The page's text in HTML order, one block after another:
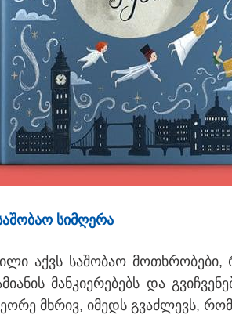
19:05 / 07-08-2026
"2008 წელს საქართველო
გადავარჩინეთ - აი, 2012
სიმ­ღე­რა
აქვს სა­შო­ბაო
მან­კი­ე­რე­ბებს და
მხრივ, იმედს გვაძ­ლევს,